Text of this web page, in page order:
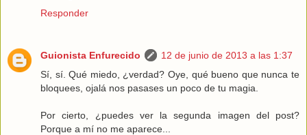
Responder
Guionista Enfurecido
12 de junio de 2013 a las 1:37
Sí, sí. Qué miedo, ¿verdad? Oye, qué bueno que nunca te
bloquees, ojalá nos pasases un poco de tu magia.
Por cierto, ¿puedes ver la segunda imagen del post?
Porque a mí no me aparece...